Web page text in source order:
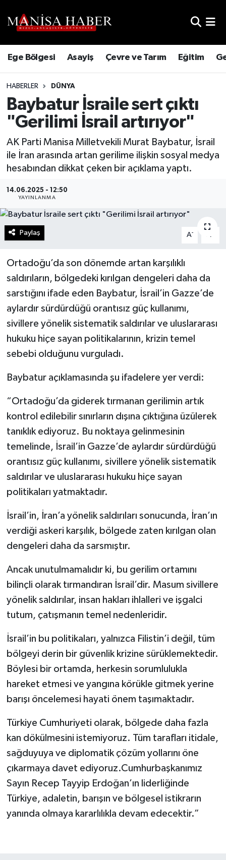
Ege Bölgesi Asayiş Çevre ve Tarım Eğitim
HABERLER DÜNYA
Baybatur İsraile sert çıktı
"Gerilimi İsrail artırıyor"
AK Parti Manisa Milletvekili Murat Baybatur, İsrail
ile İran arasında artan gerilime ilişkin sosyal medya
hesabından dikkat çeken bir açıklama yaptı.
14.06.2025 - 12:50
YAYINLANMA
Paylaş A- A
Ortadoğu’da son dönemde artan karşılıklı
saldırıların, bölgedeki kırılgan dengeleri daha da
sarstığını ifade eden Baybatur, İsrail’in Gazze’de
aylardır sürdürdüğü orantısız güç kullanımı,
sivillere yönelik sistematik saldırılar ve uluslararası
hukuku hiçe sayan politikalarının, krizin temel
sebebi olduğunu vurguladı.
Baybatur açıklamasında şu ifadelere yer verdi:
“Ortadoğu’da giderek tırmanan gerilimin artık
kontrol edilebilir sınırların dışına çıktığına üzülerek
tanıklık ediyoruz. Bu noktaya gelinmesinin
temelinde, İsrail’in Gazze’de aylardır sürdürdüğü
orantısız güç kullanımı, sivillere yönelik sistematik
saldırılar ve uluslararası hukuku hiçe sayan
politikaları yatmaktadır.
İsrail’in, İran’a yönelik saldırıları sonucunda, İran’ın
verdiği askeri karşılık, bölgede zaten kırılgan olan
dengeleri daha da sarsmıştır.
Ancak unutulmamalıdır ki, bu gerilim ortamını
bilinçli olarak tırmandıran İsrail’dir. Masum sivillere
yönelik saldırılar, insan hakları ihlalleri ve işgalci
tutum, çatışmanın temel nedenleridir.
İsrail’in bu politikaları, yalnızca Filistin’i değil, tüm
bölgeyi derin bir güvenlik krizine sürüklemektedir.
Böylesi bir ortamda, herkesin sorumlulukla
hareket etmesi ve yangına körükle gitmek yerine
barışı öncelemesi hayati önem taşımaktadır.
Türkiye Cumhuriyeti olarak, bölgede daha fazla
kan dökülmesini istemiyoruz. Tüm tarafları itidale,
sağduyuya ve diplomatik çözüm yollarını öne
çıkarmaya davet ediyoruz.Cumhurbaşkanımız
Sayın Recep Tayyip Erdoğan’ın liderliğinde
Türkiye, adaletin, barışın ve bölgesel istikrarın
yanında olmaya kararlılıkla devam edecektir.”
Trafik Durumu
Süper Lig Puan Durumu ve Fikstür
Tüm Manşetler
Son Dakika Haberleri
Haber Arşivi